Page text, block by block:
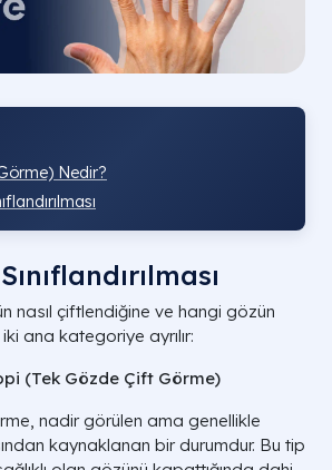
Nedir?
nasıl çiftlendiğine ve hangi gözün
ana kategoriye ayrılır:
(Tek Gözde Çift Görme)
nadir görülen ama genellikle
kaynaklanan bir durumdur. Bu tip